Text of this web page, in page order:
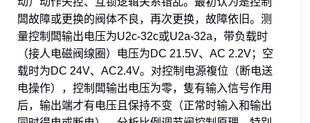
闆故障或更换的阀体不良，再次更换，故障依旧。测
量控制闆输出电压为U2c-32c或U2a-32a，带负载时
（接人电磁阀缐圈）电压为DC 21.5V、AC 2.2V；空
载时为DC 24V、AC2.4V。对控制电源複位（断电送
电操作），控制闆输出电压为零，隻有输入信号作用
后，输出端才有电压且保持不变（正常时输入和输出